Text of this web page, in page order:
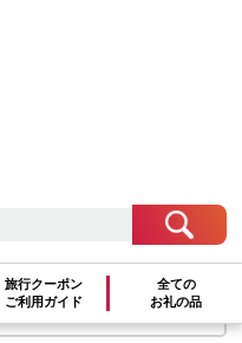
旅行クーポン
ご利用ガイド
全ての
お礼の品
さい
確認ください